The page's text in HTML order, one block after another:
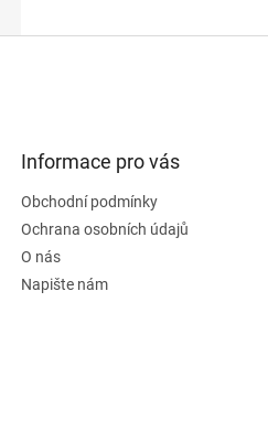
Informace pro vás
Obchodní podmínky
Ochrana osobních údajů
O nás
Napište nám